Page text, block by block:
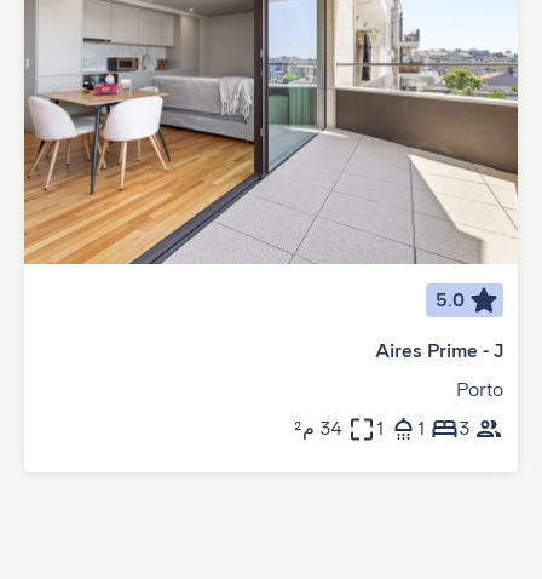
5.0
Aires Prime - J
Porto
3
1
1 34 م²